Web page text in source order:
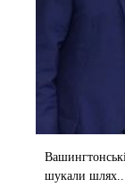
шукали шлях...